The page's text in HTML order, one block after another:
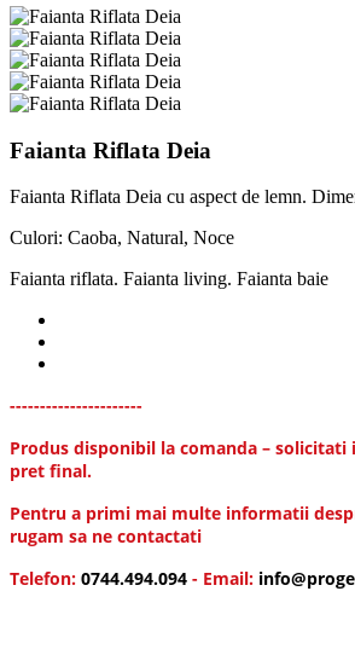
Faianta Riflata Deia
Faianta Riflata Deia cu aspect de lemn.
Culori: Caoba, Natural, Noce
Faianta riflata. Faianta living. Faianta baie
----------------------
Produs disponibil la comanda –
pret final.
Pentru a primi mai multe informatii
rugam sa ne contactati
Telefon: 0744.494.094 - Email: